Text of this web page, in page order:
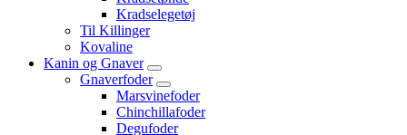
Kradselegetøj
Til Killinger
Kovaline
Kanin og Gnaver
Gnaverfoder
Marsvinefoder
Chinchillafoder
Degufoder